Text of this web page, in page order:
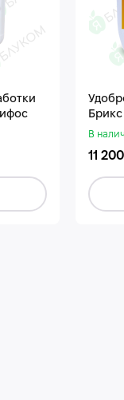
Брикс
В
11